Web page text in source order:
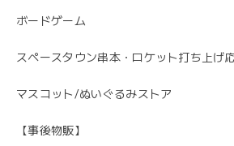
ボードゲーム
スペースタウン串本・ロケット打ち上げ
マスコット/ぬいぐるみストア
【事後物販】